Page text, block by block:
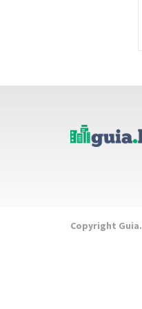
Copyright